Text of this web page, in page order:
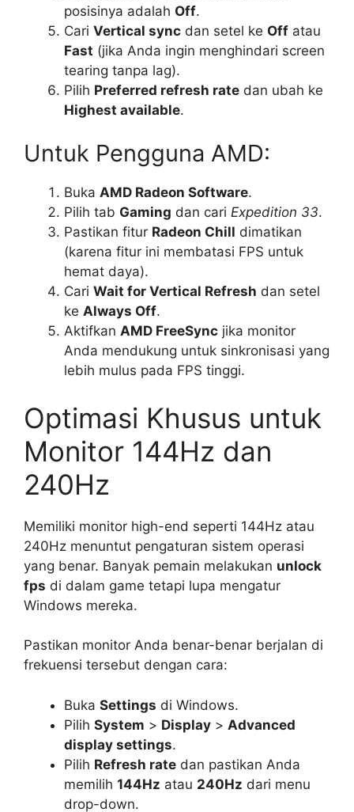
posisinya adalah Off.
Cari Vertical sync dan setel ke Off atau
Fast (jika Anda ingin menghindari screen
tearing tanpa lag).
Pilih Preferred refresh rate dan ubah ke
Highest available.
Untuk Pengguna AMD:
Buka AMD Radeon Software.
Pilih tab Gaming dan cari Expedition 33.
Pastikan fitur Radeon Chill dimatikan
(karena fitur ini membatasi FPS untuk
hemat daya).
Cari Wait for Vertical Refresh dan setel
ke Always Off.
Aktifkan AMD FreeSync jika monitor
Anda mendukung untuk sinkronisasi yang
lebih mulus pada FPS tinggi.
Optimasi Khusus untuk
Monitor 144Hz dan
240Hz
Memiliki monitor high-end seperti 144Hz atau
240Hz menuntut pengaturan sistem operasi
yang benar. Banyak pemain melakukan unlock
fps di dalam game tetapi lupa mengatur
Windows mereka.
Pastikan monitor Anda benar-benar berjalan di
frekuensi tersebut dengan cara:
Buka Settings di Windows.
Pilih System > Display > Advanced
display settings.
Pilih Refresh rate dan pastikan Anda
memilih 144Hz atau 240Hz dari menu
drop-down.